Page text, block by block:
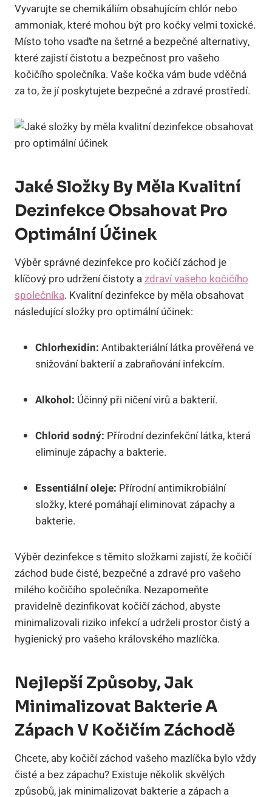
Vyvarujte se chemikáliím obsahujícím chlór nebo
ammoniak, které mohou být pro kočky velmi toxické.
Místo toho vsaďte na šetrné a bezpečné alternativy,
které zajistí čistotu a bezpečnost pro vašeho
kočičího společníka. Vaše kočka vám bude vděčná
za to, že jí poskytujete bezpečné a zdravé prostředí.
Jaké Složky By Měla Kvalitní
Dezinfekce Obsahovat Pro
Optimální Účinek
Výběr správné dezinfekce pro kočičí záchod je
klíčový pro udržení čistoty azdraví vašeho kočičího
společníka. Kvalitní dezinfekce by měla obsahovat
následující složky pro optimální účinek:
Chlorhexidin: Antibakteriální látka prověřená ve
snižování bakterií a zabraňování infekcím.
Alkohol: Účinný při ničení virů a bakterií.
Chlorid sodný: Přírodní dezinfekční látka, která
eliminuje zápachy a bakterie.
Essentiální oleje: Přírodní antimikrobiální
složky, které pomáhají eliminovat zápachy a
bakterie.
Výběr dezinfekce s těmito složkami zajistí, že kočičí
záchod bude čisté, bezpečné a zdravé pro vašeho
milého kočičího společníka. Nezapomeňte
pravidelně dezinfikovat kočičí záchod, abyste
minimalizovali riziko infekcí a udrželi prostor čistý a
hygienický pro vašeho královského mazlíčka.
Nejlepší Způsoby, Jak
Minimalizovat Bakterie A
Zápach V Kočičím Záchodě
Chcete, aby kočičí záchod vašeho mazlíčka bylo vždy
čisté a bez zápachu? Existuje několik skvělých
způsobů, jak minimalizovat bakterie a zápach a